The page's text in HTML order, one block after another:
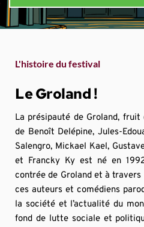
L'histoire du festival
Le Groland !
La présipauté de Groland, fruit
de Benoît Delépine, Jules-
Salengro, Mickael Kael,
et Francky Ky est né en
contrée de Groland et à
ces auteurs et comédiens
la société et l’actualité du
fond de lutte sociale et